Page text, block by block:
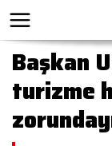
Başkan
turizme